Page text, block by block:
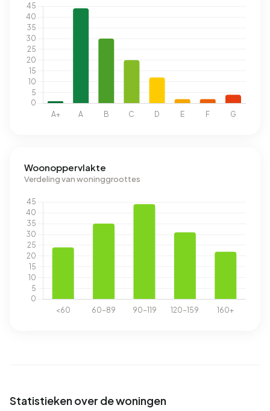
Woonoppervlakte
Verdeling van woninggroottes
Statistieken over de woningen